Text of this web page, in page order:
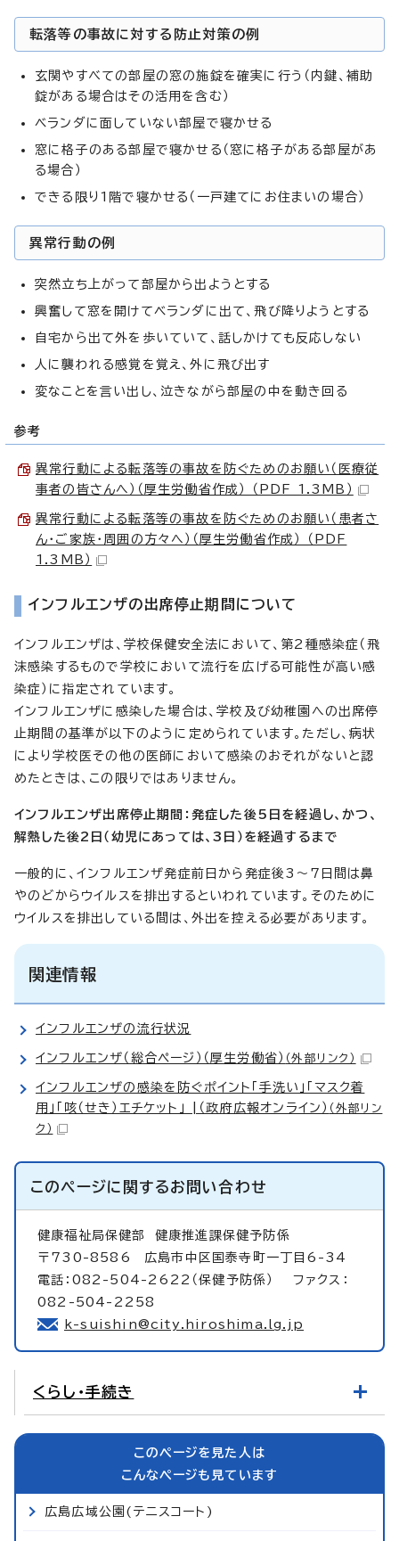
転落等の事故に対する防止対策の例
玄関やすべての部屋の窓の施錠を確実に行う（内鍵、補助
錠がある場合はその活用を含む）
ベランダに面していない部屋で寝かせる
窓に格子のある部屋で寝かせる（窓に格子がある部屋があ
る場合）
できる限り1階で寝かせる（一戸建てにお住まいの場合）
異常行動の例
突然立ち上がって部屋から出ようとする
興奮して窓を開けてベランダに出て、飛び降りようとする
自宅から出て外を歩いていて、話しかけても反応しない
人に襲われる感覚を覚え、外に飛び出す
変なことを言い出し、泣きながら部屋の中を動き回る
参考
異常行動による転落等の事故を防ぐためのお願い（医療従
事者の皆さんへ）（厚生労働省作成） （PDF 1.3MB）
異常行動による転落等の事故を防ぐためのお願い（患者さ
ん・ご家族・周囲の方々へ）（厚生労働省作成） （PDF
1.3MB）
インフルエンザの出席停止期間について
インフルエンザは、学校保健安全法において、第2種感染症（飛
沫感染するもので学校において流行を広げる可能性が高い感
染症）に指定されています。
インフルエンザに感染した場合は、学校及び幼稚園への出席停
止期間の基準が以下のように定められています。ただし、病状
により学校医その他の医師において感染のおそれがないと認
めたときは、この限りではありません。
インフルエンザ出席停止期間：発症した後5日を経過し、かつ、
解熱した後2日（幼児にあっては、3日）を経過するまで
一般的に、インフルエンザ発症前日から発症後3～7日間は鼻
やのどからウイルスを排出するといわれています。そのために
ウイルスを排出している間は、外出を控える必要があります。
関連情報
インフルエンザの流行状況
インフルエンザ（総合ページ）（厚生労働省） （外部リンク）
インフルエンザの感染を防ぐポイント「手洗い」「マスク着
用」「咳（せき）エチケット」 |（政府広報オンライン） （外部リン
ク）
このページに関するお問い合わせ
健康福祉局保健部 健康推進課保健予防係
〒730-8586 広島市中区国泰寺町一丁目6-34
電話：082-504-2622（保健予防係） ファクス：
082-504-2258
k-suishin@city.hiroshima.lg.jp
くらし・手続き
このページを見た人は
こんなページも見ています
広島広域公園(テニスコート)